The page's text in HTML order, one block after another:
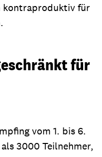
kontraproduktiv für
für
vom 1. bis 6.
3000 Teilnehmer,